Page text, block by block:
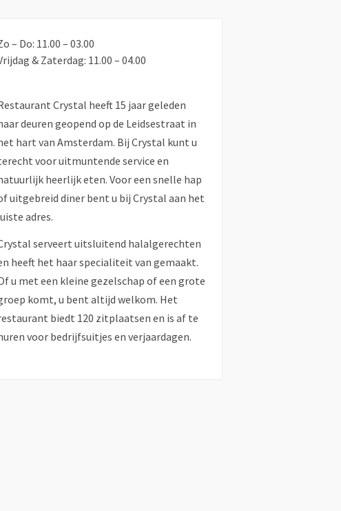
– Do: 11.00 – 03.00
& Zaterdag: 11.00 – 04.00
Crystal heeft 15 jaar geleden
deuren geopend op de Leidsestraat in
hart van Amsterdam. Bij Crystal kunt u
voor uitmuntende service en
heerlijk eten. Voor een snelle hap
uitgebreid diner bent u bij Crystal aan het
adres.
serveert uitsluitend halalgerechten
heeft het haar specialiteit van gemaakt.
u met een kleine gezelschap of een grote
komt, u bent altijd welkom. Het
biedt 120 zitplaatsen en is af te
voor bedrijfsuitjes en verjaardagen.